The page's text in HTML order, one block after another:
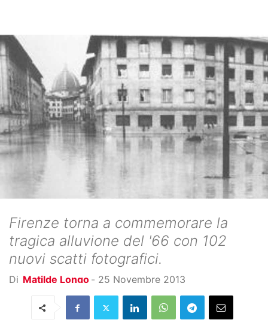
Firenze torna a commemorare la
tragica alluvione del '66 con 102
nuovi scatti fotografici.
Di Matilde Longo - 25 Novembre 2013